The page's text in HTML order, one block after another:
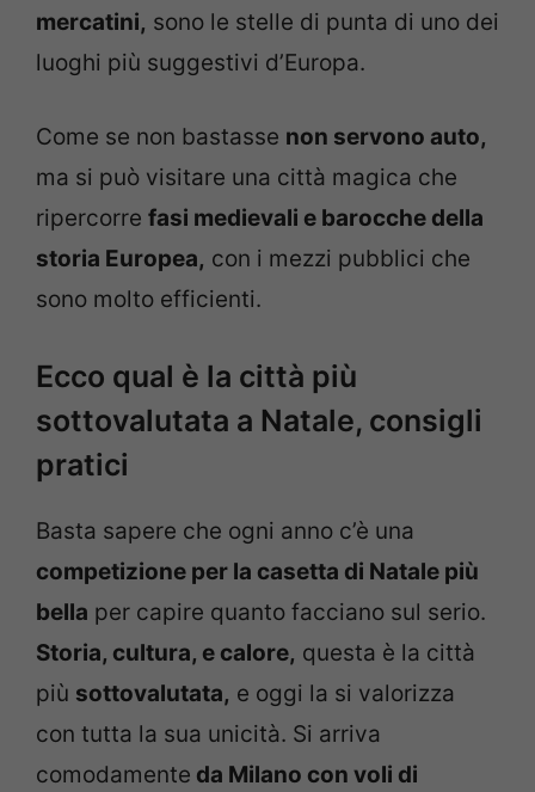
mercatini, sono le stelle di punta di uno dei
luoghi più suggestivi d’Europa.
Come se non bastasse non servono auto,
ma si può visitare una città magica che
ripercorre fasi medievali e barocche della
storia Europea, con i mezzi pubblici che
sono molto efficienti.
Ecco qual è la città più
sottovalutata a Natale, consigli
pratici
Basta sapere che ogni anno c’è una
competizione per la casetta di Natale più
bella per capire quanto facciano sul serio.
Storia, cultura, e calore, questa è la città
più sottovalutata, e oggi la si valorizza
con tutta la sua unicità. Si arriva
comodamente da Milano con voli di